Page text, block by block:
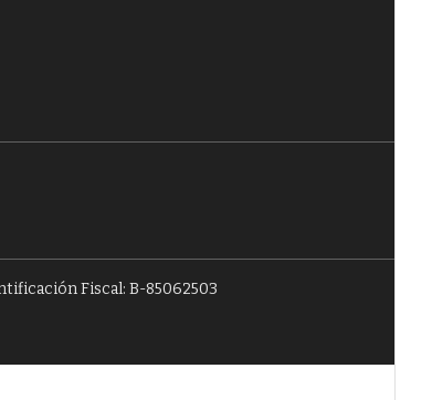
Fiscal: B-85062503